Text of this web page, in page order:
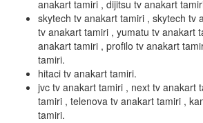
anakart tamiri , dijitsu tv anakart
skytech tv anakart tamiri , skytech tv
tv anakart tamiri , yumatu tv anakart
anakart tamiri , profilo tv anakart
tamiri.
hitaci tv anakart tamiri.
jvc tv anakart tamiri , next tv anakart
tamiri , telenova tv anakart tamiri ,
tamiri.